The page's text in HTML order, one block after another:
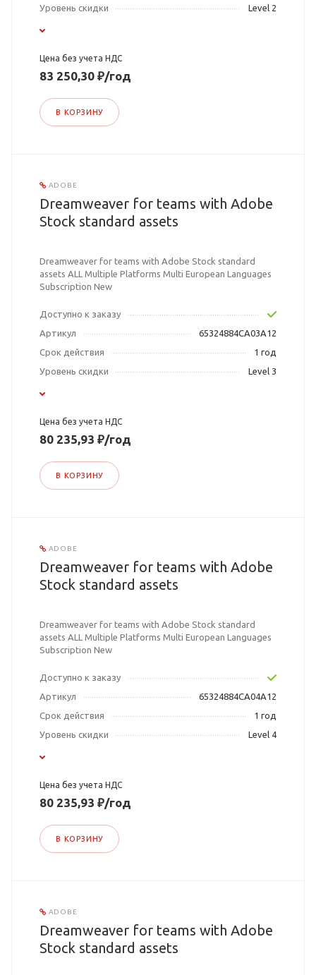
Уровень скидки
Level 2
Цена без учета НДС
83 250,30 ₽/год
В КОРЗИНУ
ADOBE
Dreamweaver for teams with Adobe
Stock standard assets
Dreamweaver for teams with Adobe Stock standard
assets ALL Multiple Platforms Multi European Languages
Subscription New
Доступно к заказу
Артикул
65324884CA03A12
Срок действия
1 год
Уровень скидки
Level 3
Цена без учета НДС
80 235,93 ₽/год
В КОРЗИНУ
ADOBE
Dreamweaver for teams with Adobe
Stock standard assets
Dreamweaver for teams with Adobe Stock standard
assets ALL Multiple Platforms Multi European Languages
Subscription New
Доступно к заказу
Артикул
65324884CA04A12
Срок действия
1 год
Уровень скидки
Level 4
Цена без учета НДС
80 235,93 ₽/год
В КОРЗИНУ
ADOBE
Dreamweaver for teams with Adobe
Stock standard assets